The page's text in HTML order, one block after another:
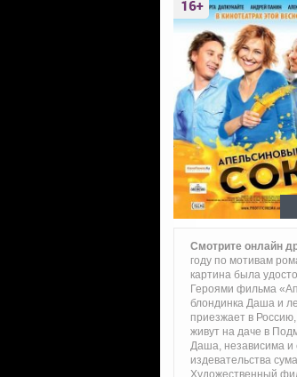
Смотрите онлайн
году по мотивам
картина была
Героями фильма
блондинка Даша и
приезжает в
живут на даче в
Даша, независима и
издевательства
Художественный